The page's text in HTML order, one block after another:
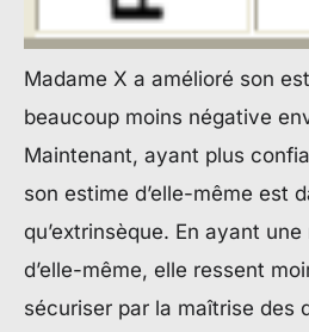
Madame X a amélioré son
beaucoup moins négative
Maintenant, ayant plus
son estime d’elle-même est
qu’extrinsèque. En ayant
d’elle-même, elle ressent
sécuriser par la maîtrise des